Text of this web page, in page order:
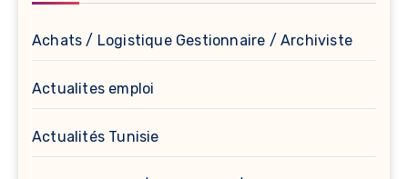
Achats / Logistique Gestionnaire / Archiviste
Actualites emploi
Actualités Tunisie